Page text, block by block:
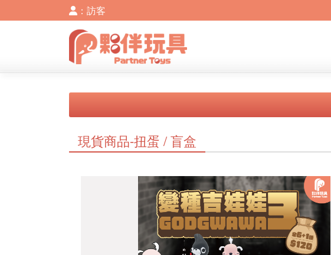
：訪客
現貨商品-扭蛋 / 盲盒